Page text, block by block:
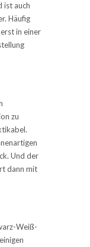
ist auch
Häufig
in einer
zu
Und der
dann mit
Weiß-